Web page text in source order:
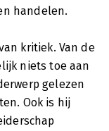
handelen.
kritiek. Van de
niets toe aan
gelezen
Ook is hij